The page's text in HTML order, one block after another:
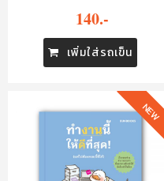
140.-
เพิ่มใส่รถเข็น
NEW